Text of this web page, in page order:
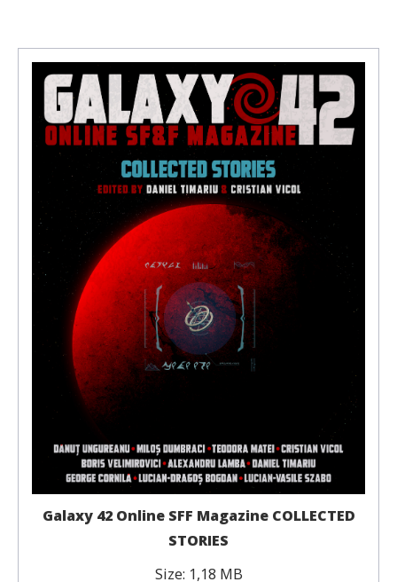
Galaxy 42 Online SFF Magazine COLLECTED
STORIES
Size: 1,18 MB